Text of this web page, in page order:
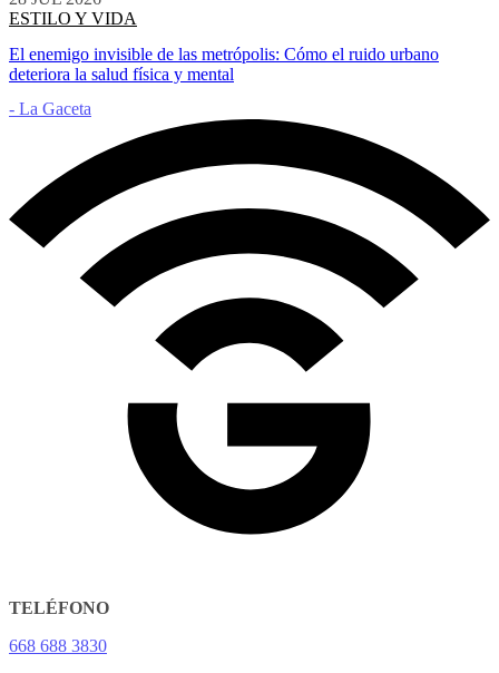
ESTILO Y VIDA
El enemigo invisible de las metrópolis: Cómo el ruido urbano
deteriora la salud física y mental
- La Gaceta
TELÉFONO
668 688 3830